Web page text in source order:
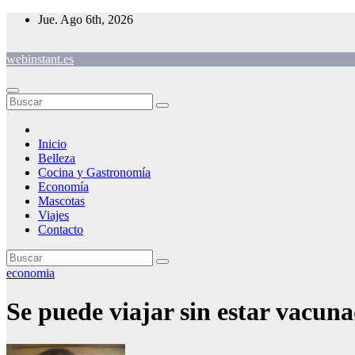
Saltar
Jue. Ago 6th, 2026
webinstant.es
Inicio
Belleza
Cocina y Gastronomía
Economía
Mascotas
Viajes
Contacto
economia
Se puede viajar sin estar